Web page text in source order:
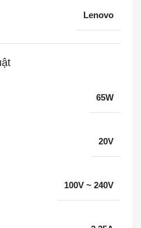
Lenovo
65W
20V
100V ~ 240V